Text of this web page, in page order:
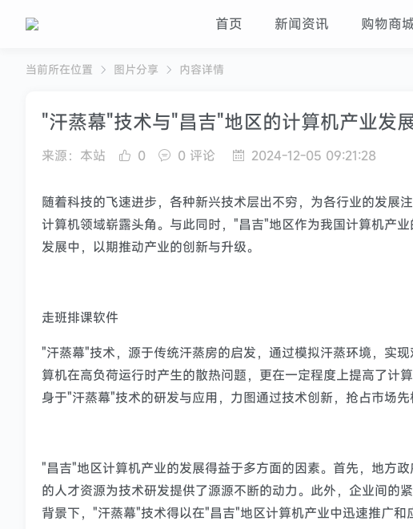
首页 新闻资讯 购物商
当前所在位置 图片分享 内容详情
"汗蒸幕"技术与"昌吉"地区的计算机产业发
来源：本站 0 0 评论 2024-12-05 09:21:28
随着科技的飞速进步，各种新兴技术层出不穷，为各行业的发展
计算机领域崭露头角。与此同时，"昌吉"地区作为我国计算机产
发展中，以期推动产业的创新与升级。
走班排课软件
"汗蒸幕"技术，源于传统汗蒸房的启发，通过模拟汗蒸环境，实
算机在高负荷运行时产生的散热问题，更在一定程度上提高了计
身于"汗蒸幕"技术的研发与应用，力图通过技术创新，抢占市场先
"昌吉"地区计算机产业的发展得益于多方面的因素。首先，地方
的人才资源为技术研发提供了源源不断的动力。此外，企业间的
背景下，"汗蒸幕"技术得以在"昌吉"地区计算机产业中迅速推广和